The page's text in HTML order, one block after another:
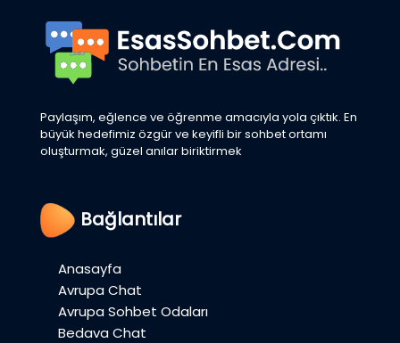
Paylaşım, eğlence ve öğrenme amacıyla yola çıktık. En
büyük hedefimiz özgür ve keyifli bir sohbet ortamı
oluşturmak, güzel anılar biriktirmek
Bağlantılar
Anasayfa
Avrupa Chat
Avrupa Sohbet Odaları
Bedava Chat